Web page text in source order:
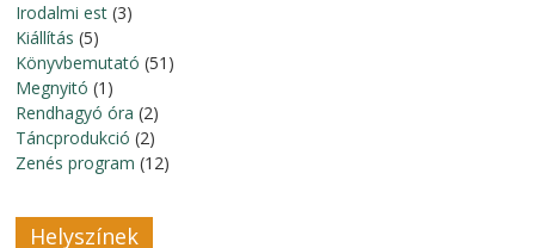
Irodalmi est (3)
Kiállítás (5)
Könyvbemutató (51)
Megnyitó (1)
Rendhagyó óra (2)
Táncprodukció (2)
Zenés program (12)
Helyszínek